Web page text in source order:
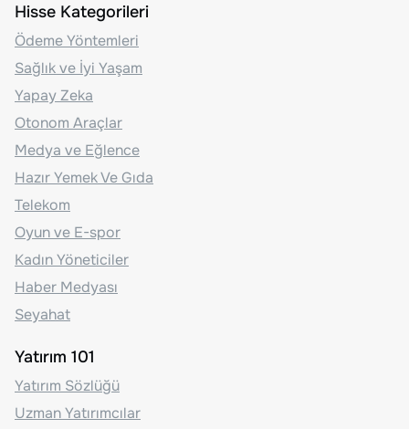
Hisse Kategorileri
Ödeme Yöntemleri
Sağlık ve İyi Yaşam
Yapay Zeka
Otonom Araçlar
Medya ve Eğlence
Hazır Yemek Ve Gıda
Telekom
Oyun ve E-spor
Kadın Yöneticiler
Haber Medyası
Seyahat
Yatırım 101
Yatırım Sözlüğü
Uzman Yatırımcılar